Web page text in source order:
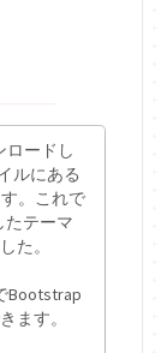
ロードし
ルにある
。これで
テーマ
た。
Bootstrap
ます。